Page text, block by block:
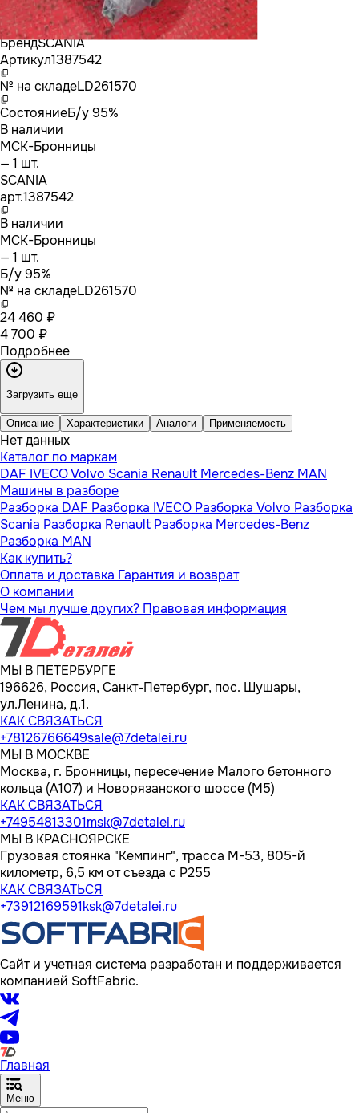
БрендSCANIA
Артикул1387542
№ на складеLD261570
СостояниеБ/у 95%
В наличии
МСК-Бронницы
— 1 шт.
SCANIA
арт.1387542
В наличии
МСК-Бронницы
— 1 шт.
Б/у 95%
№ на складеLD261570
24 460 ₽
4 700 ₽
Подробнее
Загрузить еще
Описание Характеристики Аналоги Применяемость
Нет данных
Каталог по маркам
DAF IVECOVolvo Scania Renault Mercedes-Benz MAN
Машины в разборе
Разборка DAF Разборка IVECO Разборка Volvo Разборка
Scania Разборка Renault Разборка Mercedes-Benz
Разборка MAN
Как купить?
Оплата и доставка Гарантия и возврат
О компании
Чем мы лучше других? Правовая информация
МЫ В ПЕТЕРБУРГЕ
196626, Россия, Санкт-Петербург, пос. Шушары,
ул.Ленина, д.1.
КАК СВЯЗАТЬСЯ
+78126766649sale@7detalei.ru
МЫ В МОСКВЕ
Москва, г. Бронницы, пересечение Малого бетонного
кольца (А107) и Новорязанского шоссе (М5)
КАК СВЯЗАТЬСЯ
+74954813301msk@7detalei.ru
МЫ В КРАСНОЯРСКЕ
Грузовая стоянка "Кемпинг", трасса M-53, 805-й
километр, 6,5 км от съезда с Р255
КАК СВЯЗАТЬСЯ
+73912169591ksk@7detalei.ru
Сайт и учетная система разработан и поддерживается
компанией SoftFabric.
Главная
Меню